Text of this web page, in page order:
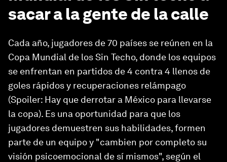
sacar a la gente de la calle
Cada año, jugadores de 70 países se reúnen en la
Copa Mundial de los Sin Techo, donde los equipos
se enfrentan en partidos de 4 contra 4 llenos de
goles rápidos y recuperaciones relámpago
(Spoiler: Hay que derrotar a México para llevarse
la copa). Es una oportunidad para que los
jugadores demuestren sus habilidades, formen
parte de un equipo y "cambien por completo su
visión psicoemocional de sí mismos", según el